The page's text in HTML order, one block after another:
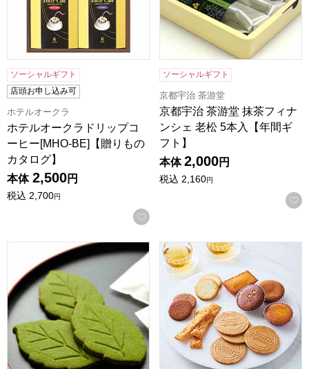
ソーシャルギフト
店頭お申し込み可
ホテルオークラ
ホテルオークラドリップコ
ーヒー[MHO-BE]【贈りもの
カタログ】
本体 2,500円
税込 2,700円
お気に入りに登録する
ソーシャルギフト
京都宇治 茶游堂
京都宇治 茶游堂 抹茶フィナ
ンシェ 老松 5本入【年間ギ
フト】
本体 2,000円
税込 2,160円
京都宇治 茶游堂 抹茶サブレ「茶ぶれ」 6枚入【年間ギフト】
東京風月堂 パリ凱旋(25個入